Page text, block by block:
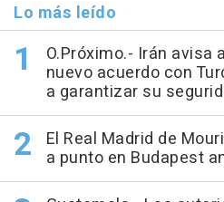
Lo más leído
O.Próximo.- Irán avisa
nuevo acuerdo con
a garantizar su
El Real Madrid de
a punto en Budapest